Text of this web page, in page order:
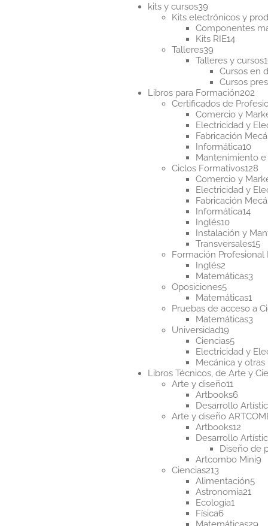
kits y cursos39
productos
Kits electrónicos y
Componentes
Kits RIE1414
Talleres39
productos
Talleres y cursos
Cursos en
Cursos
Libros para Formación202
Certificados de
Comercio y
Electricidad y
Fabricación
Informática1010
Mantenimiento
Ciclos Formativos128
Comercio y
Electricidad y
Fabricación
Informática1414
Inglés1010
Instalación y
Transversales1515
Formación Profesional
Inglés2
productos
Matemáticas33
Oposiciones55
productos
Matemáticas1
Pruebas de acceso a
Matemáticas33
Universidad19
productos
Ciencias55
Electricidad y
Mecánica y otras
Libros Técnicos, de Arte y
Arte y diseño11
Artbooks66
Desarrollo
Arte y diseño
Artbooks12
Desarrollo
Diseño de
Artcombo Mini9
Ciencias213213
productos
Alimentación55
Astronomía21
Ecología1
Física66
productos